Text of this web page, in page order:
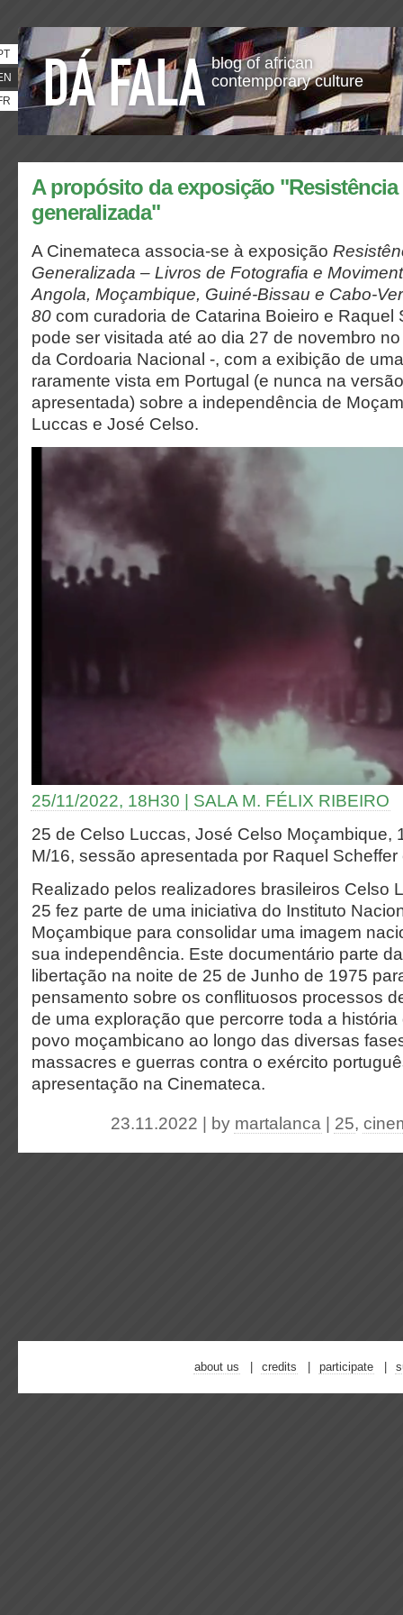
blog of african
contemporary culture
A propósito da exposição
generalizada"
A Cinemateca associa-se à exposição
Generalizada – Livros de Fotografia e
Angola, Moçambique, Guiné-Bissau e Cabo-
80 com curadoria de Catarina Boieiro e Raquel
pode ser visitada até ao dia 27 de novembro
da Cordoaria Nacional -, com a exibição de
raramente vista em Portugal (e nunca na
apresentada) sobre a independência de
Luccas e José Celso.
25/11/2022, 18H30 | SALA M. FÉLIX RIBEIRO
25 de Celso Luccas, José Celso Moçambique,
M/16, sessão apresentada por Raquel
Realizado pelos realizadores brasileiros Celso
25 fez parte de uma iniciativa do Instituto
Moçambique para consolidar uma imagem
sua independência. Este documentário parte
libertação na noite de 25 de Junho de 1975
pensamento sobre os conflituosos processos
de uma exploração que percorre toda a
povo moçambicano ao longo das diversas
massacres e guerras contra o exército
apresentação na Cinemateca.
23.11.2022 | by martalanca 25,
about us credits participate